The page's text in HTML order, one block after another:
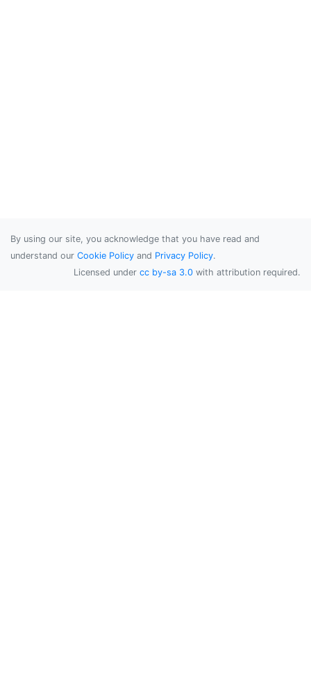
By using our site, you acknowledge that you have read and
understand our Cookie Policy and Privacy Policy.
Licensed under cc by-sa 3.0 with attribution required.